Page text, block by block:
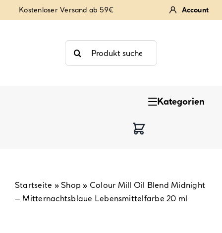
Inhalt
Kostenloser Versand ab 59€ Account
Suche
nach:
Kategorien
Backzubehör & Backwerkzeug
Startseite »Shop » Colour Mill Oil Blend Midnight
– Mitternachtsblaue Lebensmittelfarbe 20 ml